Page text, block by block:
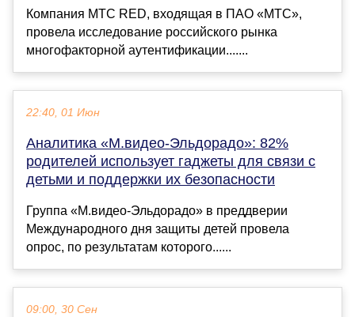
Компания МТС RED, входящая в ПАО «МТС»,
провела исследование российского рынка
многофакторной аутентификации.......
22:40, 01 Июн
Аналитика «М.видео-Эльдорадо»: 82%
родителей использует гаджеты для связи с
детьми и поддержки их безопасности
Группа «М.видео-Эльдорадо» в преддверии
Международного дня защиты детей провела
опрос, по результатам которого......
09:00, 30 Сен